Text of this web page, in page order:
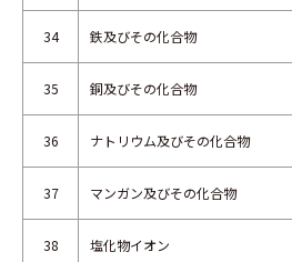
34 鉄及びその化合物
35 銅及びその化合物
36 ナトリウム及びその化合物
37 マンガン及びその化合物
38 塩化物イオン